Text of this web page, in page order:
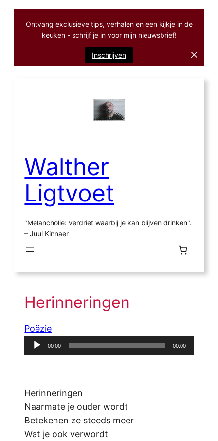
Ontvang exclusieve tips, verhalen en een kijkje in de
keuken - schrijf je in voor mijn nieuwsbrief!
Inschrijven
Walther
Ligtvoet
"Melancholie: verdriet waarbij je kan blijven drinken".
– Juul Kinnaer
Herinneringen
Poëzie
Audiospeler
00:00 00:00
Herinneringen
Naarmate je ouder wordt
Betekenen ze steeds meer
Wat je ook verwordt